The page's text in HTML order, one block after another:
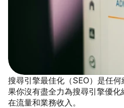
搜尋引擎最佳化（SEO）是任
果你沒有盡全力為搜尋引擎優
在流量和業務收入。